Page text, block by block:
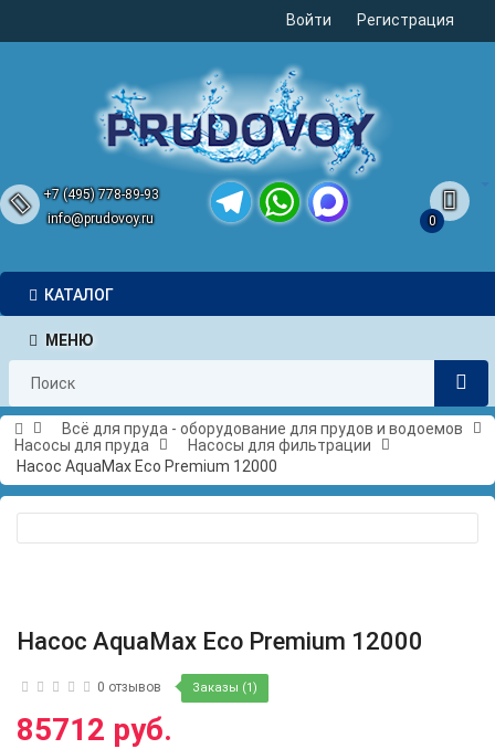
Войти Регистрация
+7 (495) 778-89-93
info@prudovoy.ru
0
КАТАЛОГ
МЕНЮ
Всё для пруда - оборудование для прудов и водоемов
Насосы для пруда
Насосы для фильтрации
Насос AquaMax Eco Premium 12000
Насос AquaMax Eco Premium 12000
0 отзывов Заказы (1)
85712 руб.